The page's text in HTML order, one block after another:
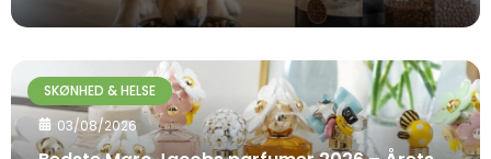
SKØNHED & HELSE
03/08/2026